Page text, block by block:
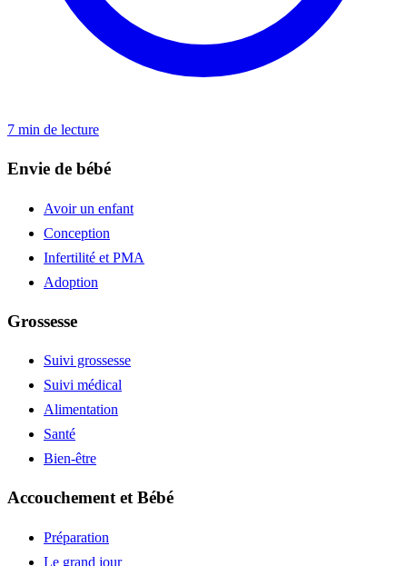
7 min de lecture
Envie de bébé
Avoir un enfant
Conception
Infertilité et PMA
Adoption
Grossesse
Suivi grossesse
Suivi médical
Alimentation
Santé
Bien-être
Accouchement et Bébé
Préparation
Le grand jour